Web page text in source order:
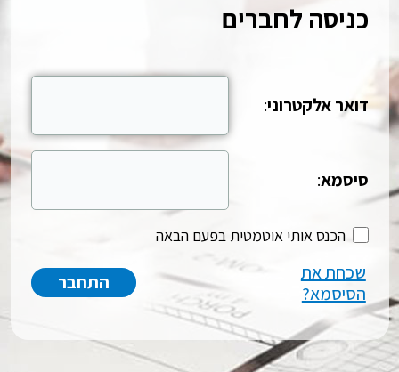
כניסה לחברים
דואר אלקטרוני:
סיסמא:
הכנס אותי אוטמטית בפעם הבאה
שכחת את
הסיסמא?